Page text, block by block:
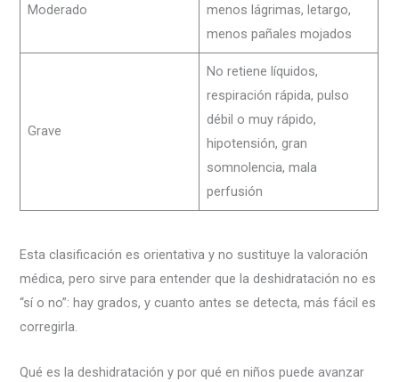
Moderado
menos lágrimas, letargo,
menos pañales mojados
Grave
No retiene líquidos,
respiración rápida, pulso
débil o muy rápido,
hipotensión, gran
somnolencia, mala
perfusión
Esta clasificación es orientativa y no sustituye la valoración
médica, pero sirve para entender que la deshidratación no es
“sí o no”: hay grados, y cuanto antes se detecta, más fácil es
corregirla.
Qué es la deshidratación y por qué en niños puede avanzar